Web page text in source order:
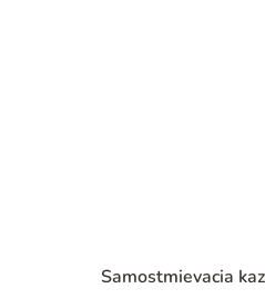
Samostmievacia